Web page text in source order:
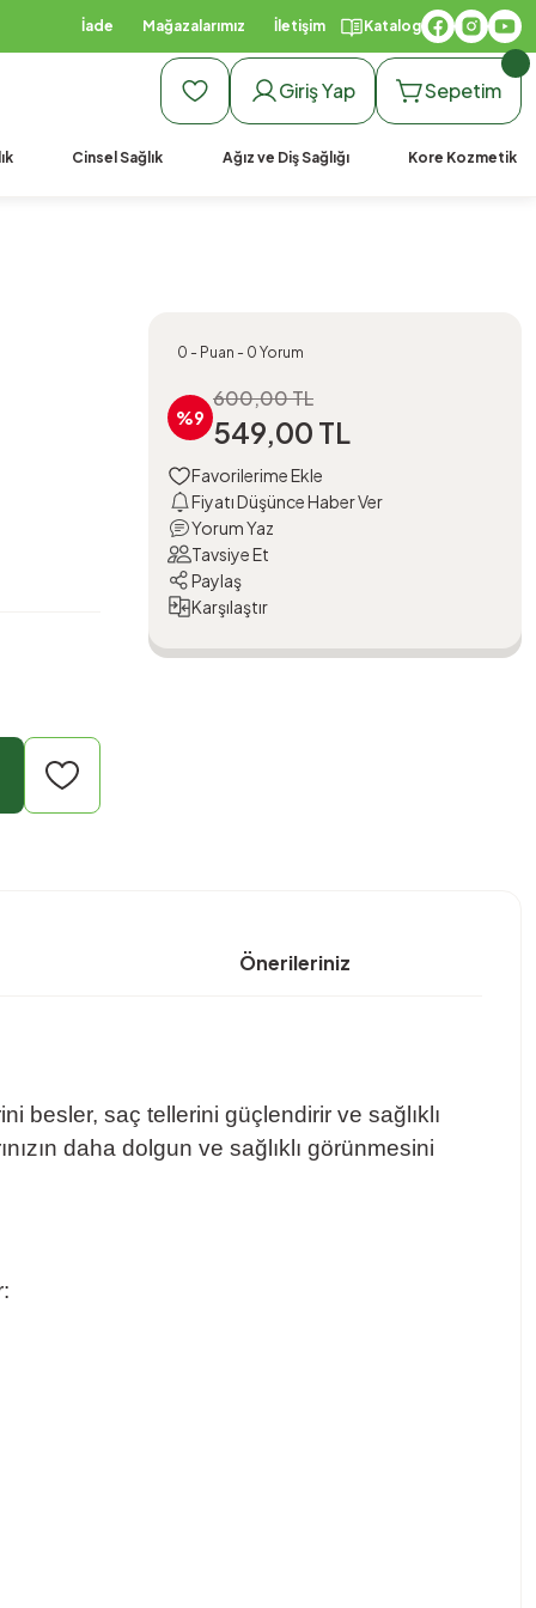
İade Mağazalarımız İletişim Katalog
Giriş Yap Sepetim
Cinsel Sağlık Ağız ve Diş Sağlığı Kore Kozmetik
0 - Puan - 0 Yorum
%9
600,00 TL
549,00 TL
Fiyatı Düşünce Haber Ver
Yorum Yaz
Tavsiye Et
Paylaş
Karşılaştır
Önerileriniz
besler, saç tellerini güçlendirir ve sağlıklı
daha dolgun ve sağlıklı görünmesini